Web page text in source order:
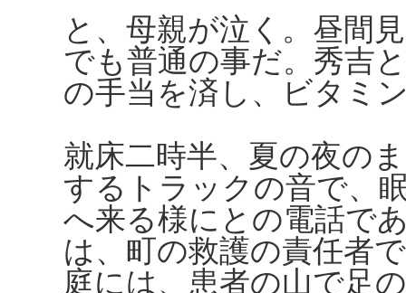
と、母親が泣く。昼間
でも普通の事だ。秀吉
の手当を済し、ビタミ
就床二時半、夏の夜の
するトラックの音で、
へ来る様にとの電話で
は、町の救護の責任者
庭には、患者の山で足